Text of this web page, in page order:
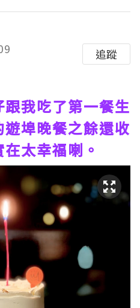
追蹤
我吃了第一餐生
埠晚餐之餘還收
太幸福喇。